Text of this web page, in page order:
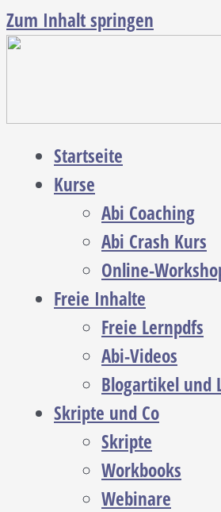
Zum Inhalt springen
Startseite
Kurse
Abi Coaching
Abi Crash Kurs
Online-
Freie Inhalte
Freie Lernpdfs
Abi-Videos
Blogartikel und
Skripte und Co
Skripte
Workbooks
Webinare